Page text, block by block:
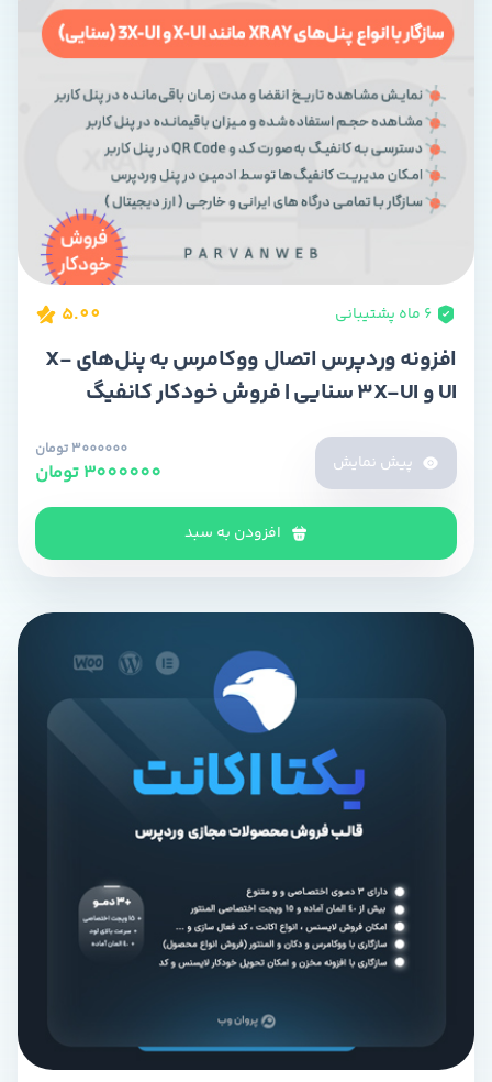
5.00
افزونه وردپرس اتصال ووکامرس به پنل‌های X-
UI و 3X-UI سنایی | فروش خودکار کانفیگ
پیش نمایش
3000000 تومان
3000000 تومان
افزودن به سبد